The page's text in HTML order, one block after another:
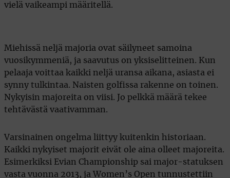
vielä vaikeampi määritellä.
Miehissä neljä majoria ovat säilyneet samoina
vuosikymmeniä, ja saavutus on yksiselitteinen. Kun
pelaaja voittaa kaikki neljä uransa aikana, asiasta ei
synny tulkintaa. Naisten golfissa rakenne on toinen.
Nykyisin majoreita on viisi. Jo pelkkä määrä tekee
tehtävästä vaativamman.
Varsinainen ongelma liittyy kuitenkin historiaan.
Kaikki nykyiset majorit eivät ole aina olleet majoreita.
Esimerkiksi Evian Championship sai major-statuksen
vasta vuonna 2013, ja Women’s Open tunnustettiin